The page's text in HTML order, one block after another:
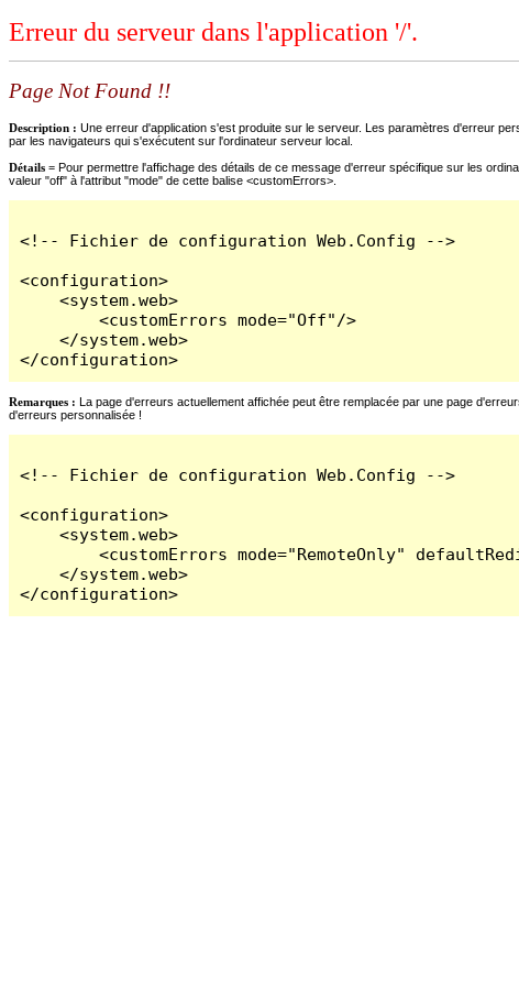
Erreur du serveur dans l'application '/'.
Page Not Found !!
Description : Une erreur d'application s'est produite sur le serveur. Les paramètres d'erreur
par les navigateurs qui s'exécutent sur l'ordinateur serveur local.
Détails = Pour permettre l'affichage des détails de ce message d'erreur spécifique sur les
valeur "off" à l'attribut "mode" de cette balise <customErrors>.
<!-- Fichier de configuration Web.Config -->
<configuration>
    <system.web>
        <customErrors mode="Off"/>
    </system.web>
</configuration>
Remarques : La page d'erreurs actuellement affichée peut être remplacée par une page
d'erreurs personnalisée !
<!-- Fichier de configuration Web.Config -->
<configuration>
    <system.web>
<customErrors mode="RemoteOnly"
    </system.web>
</configuration>